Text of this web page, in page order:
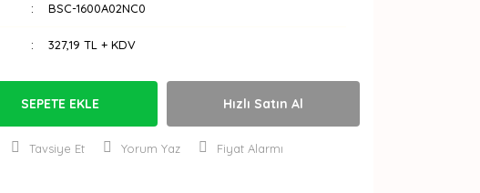
BSC-1600A02NC0
327,19 TL + KDV
SEPETE EKLE Hızlı Satın Al
Tavsiye Et Yorum Yaz Fiyat Alarmı